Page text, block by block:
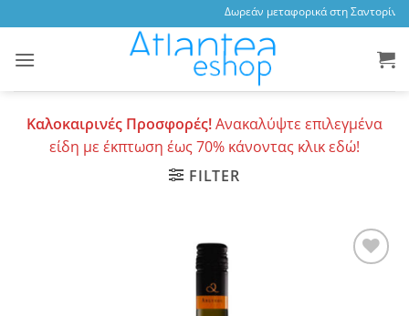
to
content
Δωρεάν μεταφορικά στη
Καλοκαιρινές Προσφορές!Ανακαλύψτε επιλεγμένα
είδη με έκπτωση έως 70% κάνοντας κλικ εδώ!
FILTER